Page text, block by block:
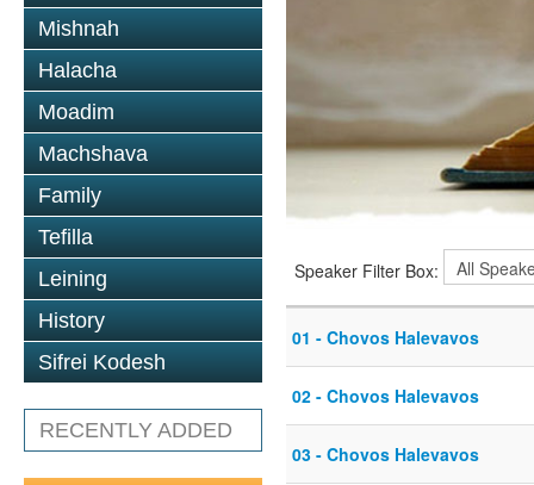
Mishnah
Halacha
Moadim
Machshava
Family
Tefilla
Leining
History
Sifrei Kodesh
RECENTLY ADDED
Speaker Filter Box:
01 - Chovos Halevavos
02 - Chovos Halevavos
03 - Chovos Halevavos